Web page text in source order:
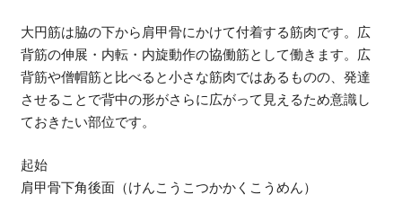
大円筋は脇の下から肩甲骨にかけて付着する筋肉です。広
背筋の伸展・内転・内旋動作の協働筋として働きます。広
背筋や僧帽筋と比べると小さな筋肉ではあるものの、発達
させることで背中の形がさらに広がって見えるため意識し
ておきたい部位です。
起始
肩甲骨下角後面（けんこうこつかかくこうめん）